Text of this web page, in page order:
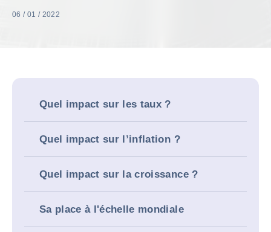
06 / 01 / 2022
Quel impact sur les taux ?
Quel impact sur l’inflation ?
Quel impact sur la croissance ?
Sa place à l'échelle mondiale